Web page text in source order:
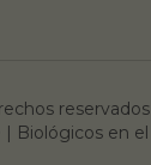
| Biológicos en